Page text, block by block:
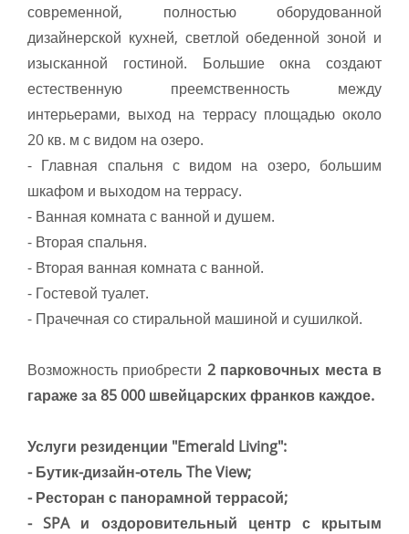
современной, полностью оборудованной
дизайнерской кухней, светлой обеденной зоной и
изысканной гостиной. Большие окна создают
естественную преемственность между
интерьерами, выход на террасу площадью около
20 кв. м с видом на озеро.
- Главная спальня с видом на озеро, большим
шкафом и выходом на террасу.
- Ванная комната с ванной и душем.
- Вторая спальня.
- Вторая ванная комната с ванной.
- Гостевой туалет.
- Прачечная со стиральной машиной и сушилкой.
Возможность приобрести 2 парковочных места в
гараже за 85 000 швейцарских франков каждое.
Услуги резиденции "Emerald Living":
- Бутик-дизайн-отель The View;
- Ресторан с панорамной террасой;
- SPA и оздоровительный центр с крытым